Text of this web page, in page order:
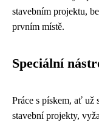
stavebním projektu,
prvním místě.
Speciální
Práce s pískem, ať už
stavební projekty,